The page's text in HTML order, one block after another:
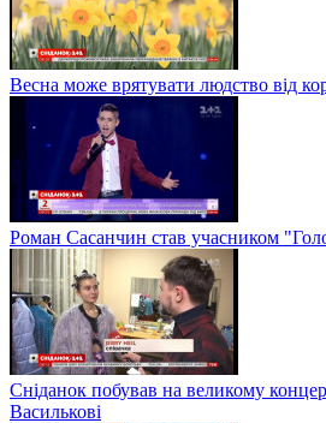
Весна може врятувати людство від
Роман Сасанчин став учасником
Сніданок побував на великому
Василькові